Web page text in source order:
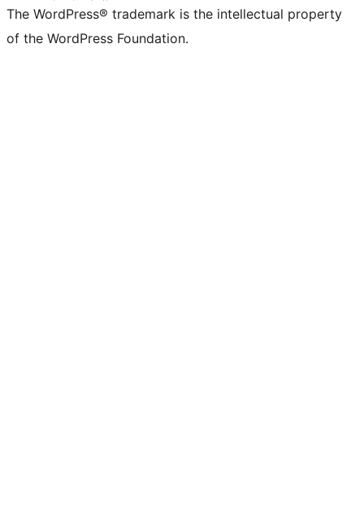
The WordPress® trademark is the intellectual property
of the WordPress Foundation.